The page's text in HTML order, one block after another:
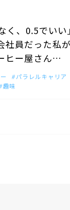
く、0.5でいい
社員だった私
ヒー屋さん…
パラレルキャリア
趣味